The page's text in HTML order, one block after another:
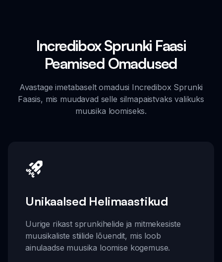
Incredibox Sprunki Faasi
Peamised Omadused
Avastage imetabaselt omadusi Incredibox Sprunki
Faasis, mis muudavad selle silmapaistvaks valikuks
muusika loomiseks.
Unikaalsed Helimaastikud
Uurige rikast sprunkihelide ja mitmekesiste
muusikaliste stiilide lõuendit, mis loob
ainulaadse muusika loomise kogemuse.